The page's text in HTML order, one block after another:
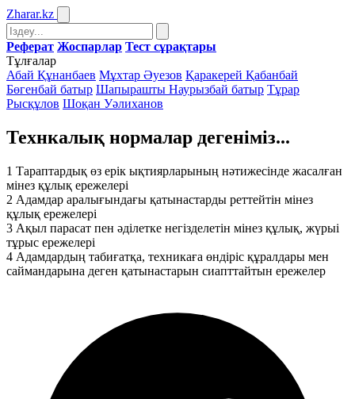
Zharar.kz
Реферат Жоспарлар Тест сұрақтары
Тұлғалар
Абай Құнанбаев Мұхтар Әуезов Қаракерей Қабанбай
Бөгенбай батыр Шапырашты Наурызбай батыр Тұрар
Рысқұлов Шоқан Уәлиханов
Технкалық нормалар дегеніміз...
1 Тараптардық өз ерік ықтиярларының нәтижесінде жасалған
мінез құлық ережелері
2 Адамдар аралығындағы қатынастарды реттейтін мінез
құлық ережелері
3 Ақыл парасат пен әділетке негізделетін мінез құлық, жүрыі
тұрыс ережелері
4 Адамдардың табиғатқа, техникаға өндіріс құралдары мен
саймандарына деген қатынастарын сиапттайтын ережелер